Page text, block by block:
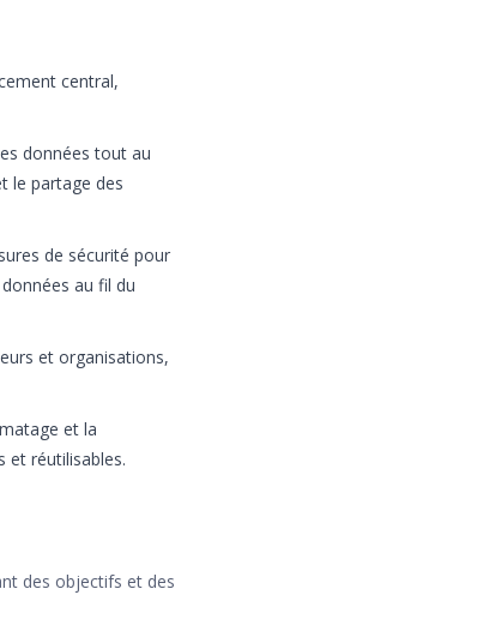
central,
données tout au
le partage des
de sécurité pour
au fil du
et organisations,
et la
et réutilisables.
des objectifs et des